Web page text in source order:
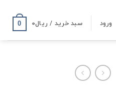
ورود سبد خرید / ریال۰ 0